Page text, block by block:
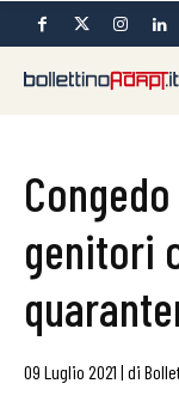
genitori
09 Luglio 2021 | di